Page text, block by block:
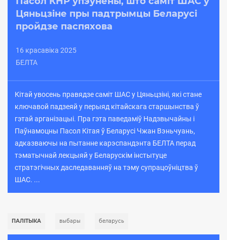
Цяньцзіне пры падтрымцы Беларусі
пройдзе паспяхова
16 красавіка 2025
БЕЛТА
Кітай увосень правядзе саміт ШАС у Цяньцзіні, які стане
ключавой падзеяй у перыяд кітайскага старшынства ў
гэтай арганізацыі. Пра гэта паведаміў Надзвычайны і
Паўнамоцны Пасол Кітая ў Беларусі Чжан Вэньчуань,
адказваючы на пытанне карэспандэнта БЕЛТА перад
тэматычнай лекцыяй у Беларускім інстытуце
стратэгічных даследаванняў на тэму супрацоўніцтва ў
ШАС. ...
ПАЛІТЫКА выбары беларусь